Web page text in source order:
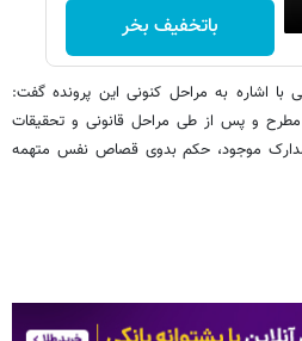
باتخفیف بخر
با اشاره به مراحل کنونی این پرونده گفت:
مطرح و پس از طی مراحل قانونی و تحقیقات
مدارک موجود، حکم بدوی قصاص نفس متهمه